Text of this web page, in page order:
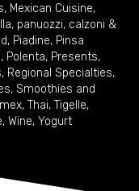
, Mexican Cuisine,
, panuozzi, calzoni &
, Piadine, Pinsa
, Polenta, Presents,
, Regional Specialties,
, Smoothies and
, Thai, Tigelle,
, Wine, Yogurt